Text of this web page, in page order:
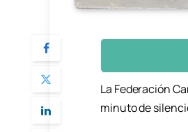
La Federación
minuto de